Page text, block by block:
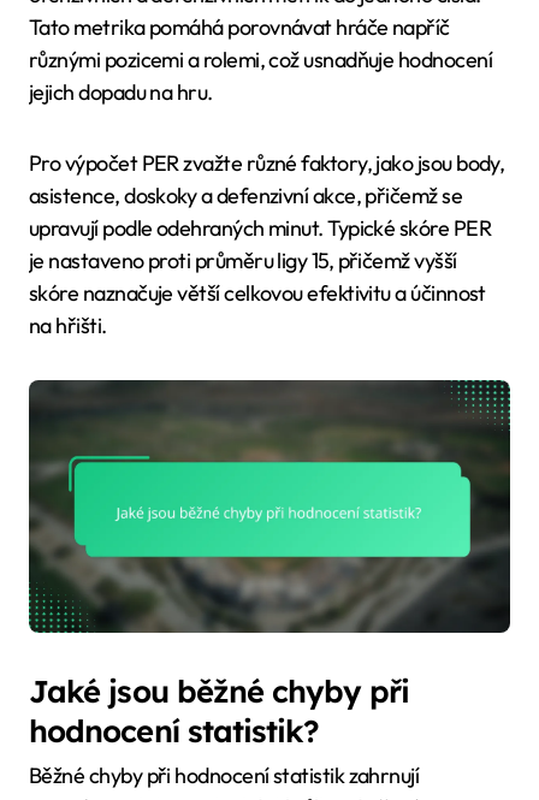
Tato metrika pomáhá porovnávat hráče napříč
různými pozicemi a rolemi, což usnadňuje hodnocení
jejich dopadu na hru.
Pro výpočet PER zvažte různé faktory, jako jsou body,
asistence, doskoky a defenzivní akce, přičemž se
upravují podle odehraných minut. Typické skóre PER
je nastaveno proti průměru ligy 15, přičemž vyšší
skóre naznačuje větší celkovou efektivitu a účinnost
na hřišti.
Jaké jsou běžné chyby při
hodnocení statistik?
Běžné chyby při hodnocení statistik zahrnují